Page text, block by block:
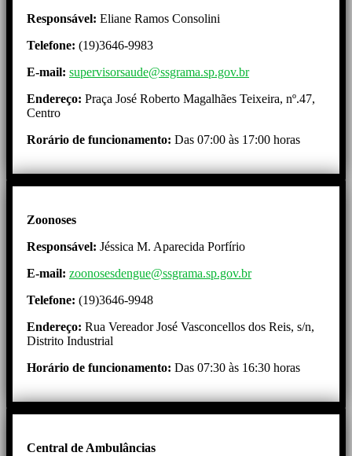
Responsável: Eliane Ramos Consolini
Telefone: (19)3646-9983
E-mail: supervisorsaude@ssgrama.sp.gov.br
Endereço: Praça José Roberto Magalhães Teixeira, nº.47,
Centro
Rorário de funcionamento: Das 07:00 às 17:00 horas
Zoonoses
Responsável: Jéssica M. Aparecida Porfírio
E-mail: zoonosesdengue@ssgrama.sp.gov.br
Telefone: (19)3646-9948
Endereço: Rua Vereador José Vasconcellos dos Reis, s/n,
Distrito Industrial
Horário de funcionamento: Das 07:30 às 16:30 horas
Central de Ambulâncias